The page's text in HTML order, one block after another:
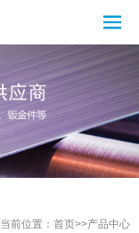
当前位置： 首页>>产品中心